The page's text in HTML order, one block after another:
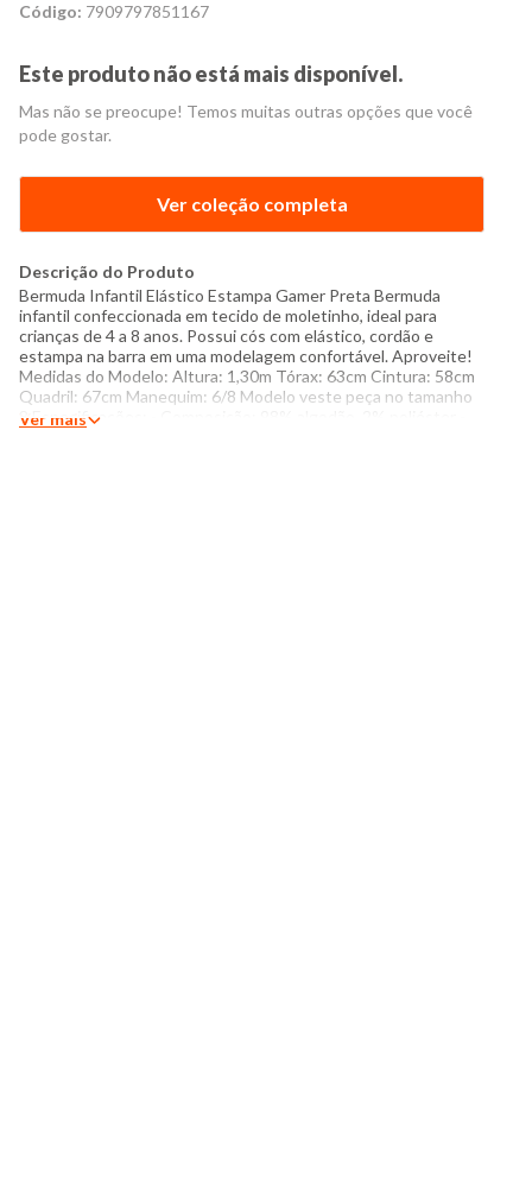
Código: 7909797851167
Este produto não está mais disponível.
Mas não se preocupe! Temos muitas outras opções que você
pode gostar.
Ver coleção completa
Descrição do Produto
Bermuda Infantil Elástico Estampa Gamer Preta Bermuda
infantil confeccionada em tecido de moletinho, ideal para
crianças de 4 a 8 anos. Possui cós com elástico, cordão e
estampa na barra em uma modelagem confortável. Aproveite!
Medidas do Modelo: Altura: 1,30m Tórax: 63cm Cintura: 58cm
Quadril: 67cm Manequim: 6/8 Modelo veste peça no tamanho
8 Especificações: - Composição: 98% algodão, 2% poliéster -
Ver mais